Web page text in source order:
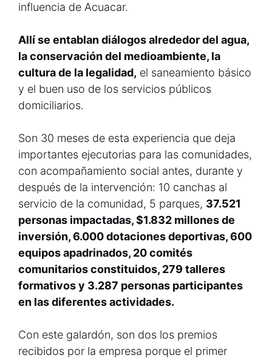
influencia de Acuacar.
Allí se entablan diálogos alrededor del agua,
la conservación del medioambiente, la
cultura de la legalidad, el saneamiento básico
y el buen uso de los servicios públicos
domiciliarios.
Son 30 meses de esta experiencia que deja
importantes ejecutorias para las comunidades,
con acompañamiento social antes, durante y
después de la intervención: 10 canchas al
servicio de la comunidad, 5 parques, 37.521
personas impactadas, $1.832 millones de
inversión, 6.000 dotaciones deportivas, 600
equipos apadrinados, 20 comités
comunitarios constituidos, 279 talleres
formativos y 3.287 personas participantes
en las diferentes actividades.
Con este galardón, son dos los premios
recibidos por la empresa porque el primer